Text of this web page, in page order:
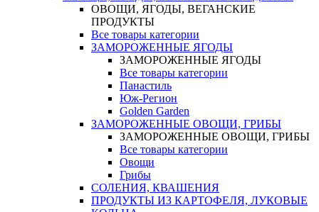
ОВОЩИ, ЯГОДЫ, ВЕГАНСКИЕ
ПРОДУКТЫ
Все товары категории
ЗАМОРОЖЕННЫЕ ЯГОДЫ
ЗАМОРОЖЕННЫЕ ЯГОДЫ
Все товары категории
Панастиль
Юж-Регион
Golden Garden
ЗАМОРОЖЕННЫЕ ОВОЩИ, ГРИБЫ
ЗАМОРОЖЕННЫЕ ОВОЩИ, ГРИБЫ
Все товары категории
Овощи
Грибы
СОЛЕНИЯ, КВАШЕНИЯ
ПРОДУКТЫ ИЗ КАРТОФЕЛЯ, ЛУКОВЫЕ